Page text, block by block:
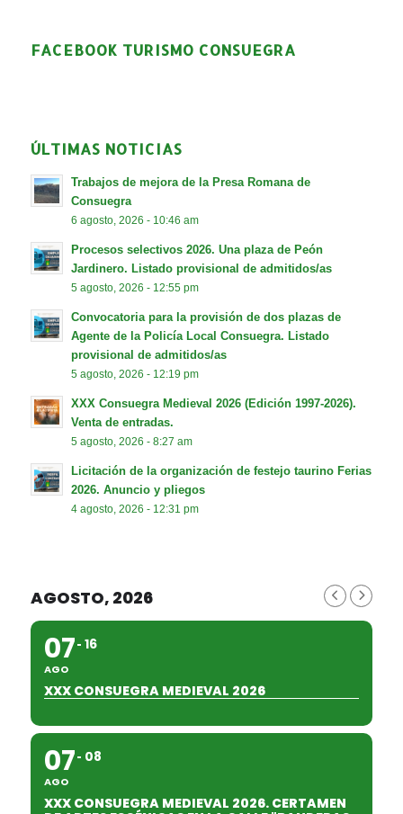
FACEBOOK TURISMO CONSUEGRA
ÚLTIMAS NOTICIAS
Trabajos de mejora de la Presa Romana de
Consuegra
6 agosto, 2026 - 10:46 am
Procesos selectivos 2026. Una plaza de Peón
Jardinero. Listado provisional de admitidos/as
5 agosto, 2026 - 12:55 pm
Convocatoria para la provisión de dos plazas de
Agente de la Policía Local Consuegra. Listado
provisional de admitidos/as
5 agosto, 2026 - 12:19 pm
XXX Consuegra Medieval 2026 (Edición 1997-2026).
Venta de entradas.
5 agosto, 2026 - 8:27 am
Licitación de la organización de festejo taurino Ferias
2026. Anuncio y pliegos
4 agosto, 2026 - 12:31 pm
AGOSTO, 2026
07
AGO
16
XXX CONSUEGRA MEDIEVAL 2026
07
AGO
08
XXX CONSUEGRA MEDIEVAL 2026. CERTAMEN